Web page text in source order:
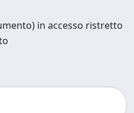
in accesso ristretto